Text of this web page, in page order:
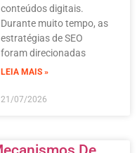
conteúdos digitais.
Durante muito tempo, as
estratégias de SEO
foram direcionadas
LEIA MAIS »
21/07/2026